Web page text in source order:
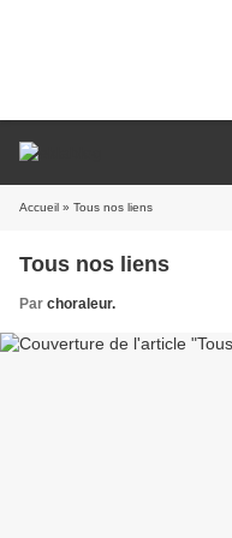
Accueil » Tous nos liens
Tous nos liens
Par choraleur.